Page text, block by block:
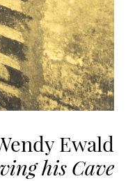
Ewald
his Cave